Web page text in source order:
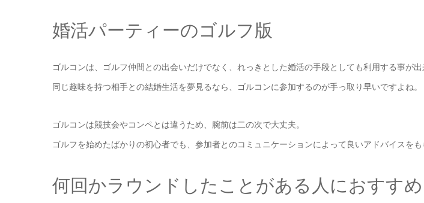
婚活パーティーのゴルフ版
ゴルコンは、ゴルフ仲間との出会いだけでなく、れっきとした婚活の手段としても利用する事が出
同じ趣味を持つ相手との結婚生活を夢見るなら、ゴルコンに参加するのが手っ取り早いですよね。
ゴルコンは競技会やコンペとは違うため、腕前は二の次で大丈夫。
ゴルフを始めたばかりの初心者でも、参加者とのコミュニケーションによって良いアドバイスをも
何回かラウンドしたことがある人におすすめ